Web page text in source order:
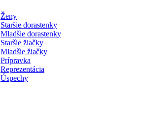
Ženy
Staršie dorastenky
Mladšie dorastenky
Staršie žiačky
Mladšie žiačky
Prípravka
Reprezentácia
Úspechy